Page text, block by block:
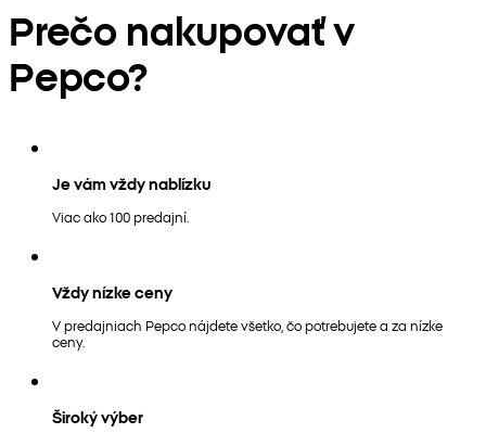
Prečo nakupovať v
Pepco?
Je vám vždy nablízku
Viac ako 100 predajní.
Vždy nízke ceny
V predajniach Pepco nájdete všetko, čo potrebujete a za nízke
ceny.
Široký výber